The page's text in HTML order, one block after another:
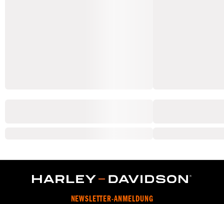
NEWSLETTER-ANMELDUNG